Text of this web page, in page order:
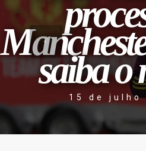
saiba o
15 de julho